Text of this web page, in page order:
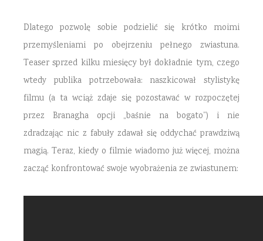
Dlatego pozwolę sobie podzielić się krótko moimi
przemyśleniami po obejrzeniu pełnego zwiastuna.
Teaser sprzed kilku miesięcy był dokładnie tym, czego
wtedy publika potrzebowała: naszkicował stylistykę
filmu (a ta wciąż zdaje się pozostawać w rozpoczętej
przez Branagha opcji „baśnie na bogato”) i nie
zdradzając nic z fabuły zdawał się oddychać prawdziwą
magią. Teraz, kiedy o filmie wiadomo już więcej, można
zacząć konfrontować swoje wyobrażenia ze zwiastunem: